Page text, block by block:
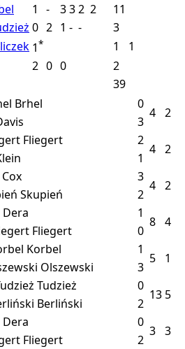
1 - 332 2
11
0 2 1 - -
3
1* 1
1
2 0 0
2
39
Brhel 0
4 2
3
Fliegert 2
4 2
1
Cox 3
4 2
Skupień
2
Dera 1
8 4
Fliegert
0
Korbel 1
5 1
Olszewski
3
Tudzież 0
13 5
Berliński
2
Dera 0
3 3
Fliegert
2